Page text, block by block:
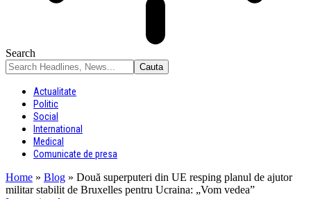
Search
Actualitate
Politic
Social
International
Medical
Comunicate de presa
Home » Blog » Două superputeri din UE resping planul de ajutor
militar stabilit de Bruxelles pentru Ucraina: „Vom vedea”